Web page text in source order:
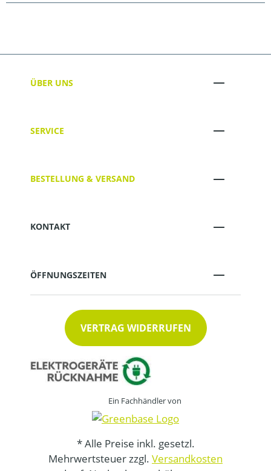
ÜBER UNS
SERVICE
BESTELLUNG & VERSAND
KONTAKT
ÖFFNUNGSZEITEN
VERTRAG WIDERRUFEN
Ein Fachhändler von
* Alle Preise inkl. gesetzl.
Mehrwertsteuer zzgl. Versandkosten